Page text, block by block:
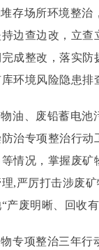
存场所环境整
边查边改，立查
成整改，落实
环境风险隐患
油、废铅蓄电
治专项整治行
情况，掌握废
,严厉打击涉废
产废明晰、回收
专项整治三年